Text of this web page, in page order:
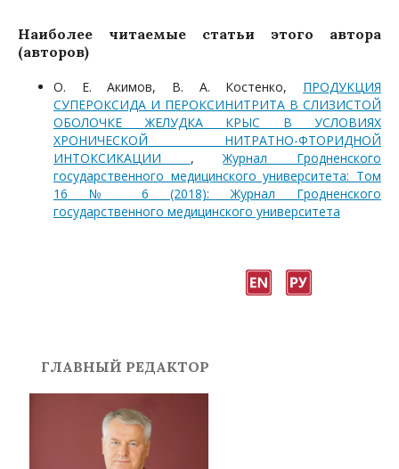
Наиболее читаемые статьи этого автора
(авторов)
О. Е. Акимов, В. А. Костенко, ПРОДУКЦИЯ
СУПЕРОКСИДА И ПЕРОКСИНИТРИТА В СЛИЗИСТОЙ
ОБОЛОЧКЕ ЖЕЛУДКА КРЫС В УСЛОВИЯХ
ХРОНИЧЕСКОЙ НИТРАТНО-ФТОРИДНОЙ
ИНТОКСИКАЦИИ ,Журнал Гродненского
государственного медицинского университета: Том
16 № 6 (2018): Журнал Гродненского
государственного медицинского университета
ГЛАВНЫЙ РЕДАКТОР